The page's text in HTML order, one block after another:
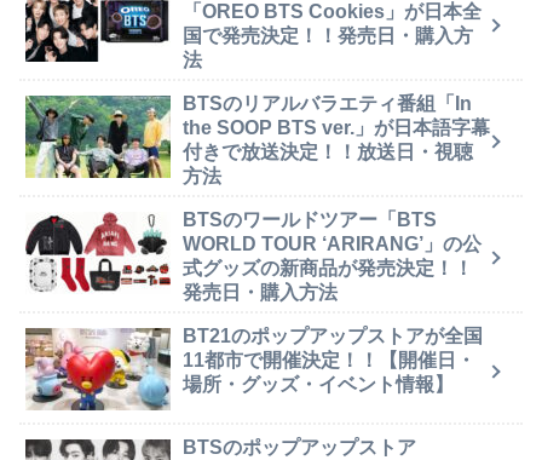
「OREO BTS Cookies」が日本全
国で発売決定！！発売日・購入方
法
BTSのリアルバラエティ番組「In
the SOOP BTS ver.」が日本語字幕
付きで放送決定！！放送日・視聴
方法
BTSのワールドツアー「BTS
WORLD TOUR ‘ARIRANG’」の公
式グッズの新商品が発売決定！！
発売日・購入方法
BT21のポップアップストアが全国
11都市で開催決定！！【開催日・
場所・グッズ・イベント情報】
BTSのポップアップストア